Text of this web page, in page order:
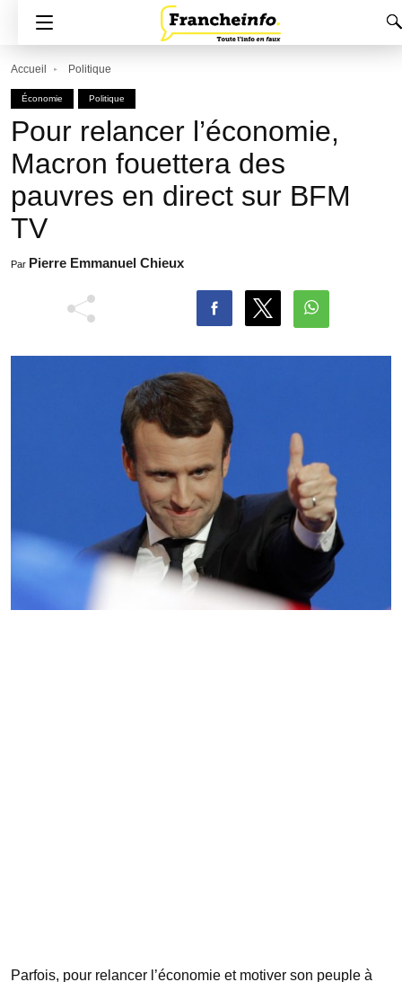
Accueil Politique
Économie Politique
Pour relancer l’économie,
Macron fouettera des
pauvres en direct sur BFM
TV
Par Pierre Emmanuel Chieux
Parfois, pour relancer l’économie et motiver son peuple à